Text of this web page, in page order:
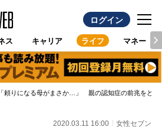
ログイン
ス キャリア ライフ マネー
「頼りになる母がまさか…」 親の認知症の前兆をどう
2020.03.11 16:00 女性セブン